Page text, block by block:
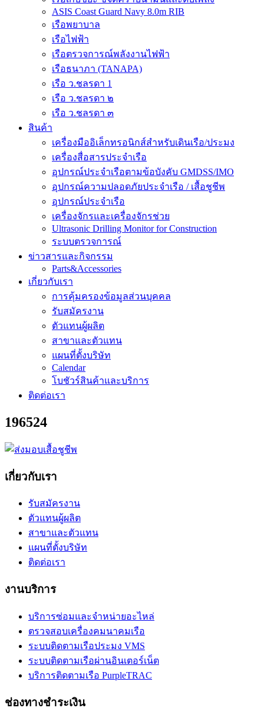
ASIS Coast Guard Navy 8.0m RIB
เรือพยาบาล
เรือไฟฟ้า
เรือตรวจการณ์พลังงานไฟฟ้า
เรือธนาภา (TANAPA)
เรือ ว.ชลรดา 1
เรือ ว.ชลรดา ๒
เรือ ว.ชลรดา ๓
สินค้า
เครื่องมืออิเล็กทรอนิกส์สำหรับเดินเรือ/ประมง
เครื่องสื่อสารประจำเรือ
อุปกรณ์ประจำเรือตามข้อบังคับ GMDSS/IMO
อุปกรณ์ความปลอดภัยประจำเรือ / เสื้อชูชีพ
อุปกรณ์ประจำเรือ
เครื่องจักรและเครื่องจักรช่วย
Ultrasonic Drilling Monitor for Construction
ระบบตรวจการณ์
ข่าวสารและกิจกรรม
Parts&Accessories
เกี่ยวกับเรา
การคุ้มครองข้อมูลส่วนบุคคล
รับสมัครงาน
ตัวแทนผู้ผลิต
สาขาและตัวแทน
แผนที่ตั้งบริษัท
Calendar
โบชัวร์สินค้าและบริการ
ติดต่อเรา
196524
เกี่ยวกับเรา
รับสมัครงาน
ตัวแทนผู้ผลิต
สาขาและตัวแทน
แผนที่ตั้งบริษัท
ติดต่อเรา
งานบริการ
บริการซ่อมและจำหน่ายอะไหล่
ตรวจสอบเครื่องคมนาคมเรือ
ระบบติดตามเรือประมง VMS
ระบบติดตามเรือผ่านอินเตอร์เน็ต
บริการติดตามเรือ PurpleTRAC
ช่องทางชำระเงิน